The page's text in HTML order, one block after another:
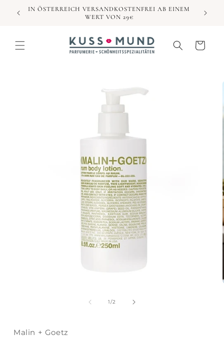
zumIN ÖSTERREICH VERSANDKOSTENFREI AB EINEM
WERT VON 29€
Warenkorb
1/von
2
Malin + Goetz